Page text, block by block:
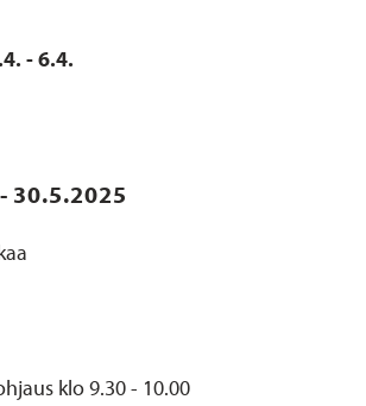
- 6.4.
30.5.2025
klo 9.30 - 10.00